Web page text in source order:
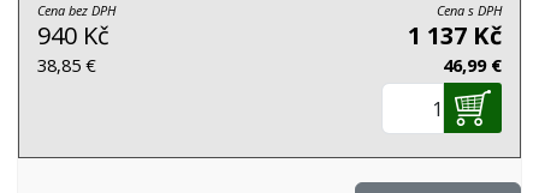
Cena bez DPH
940 Kč
38,85 €
Cena s DPH
1 137 Kč
46,99 €